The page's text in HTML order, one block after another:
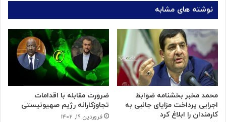
نوشته های مشابه
محمد مخبر بخشنامه ضوابط
اجرایی پرداخت مزایای جانبی به
کارمندان را ابلاغ کرد
ضرورت مقابله با اقدامات
تجاوزکارانه رژیم صهیونیستی
فروردین ۱۹, ۱۴۰۲